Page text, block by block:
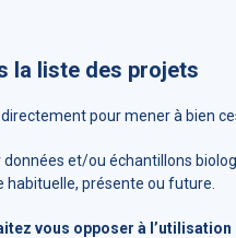
la liste des projets
pour mener à bien
et/ou échantillons
présente ou future.
vous opposer à l’utilisation